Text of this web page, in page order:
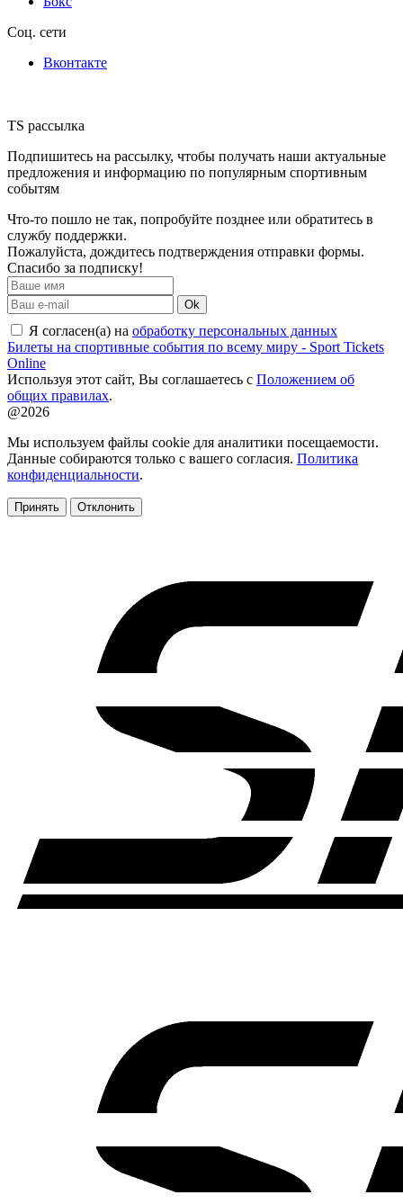
Соц. сети
Вконтакте
TS рассылка
Подпишитесь на рассылку, чтобы получать наши актуальные
предложения и информацию по популярным спортивным
событям
Что-то пошло не так, попробуйте позднее или обратитесь в
службу поддержки.
Пожалуйста, дождитесь подтверждения отправки формы.
Спасибо за подписку!
Ok
Я согласен(а) на обработку персональных данных
Билеты на спортивные события по всему миру - Sport Tickets
Online
Используя этот сайт, Вы соглашаетесь с Положением об
общих правилах.
@2026
Мы используем файлы cookie для аналитики посещаемости.
Данные собираются только с вашего согласия. Политика
конфиденциальности.
Принять Отклонить